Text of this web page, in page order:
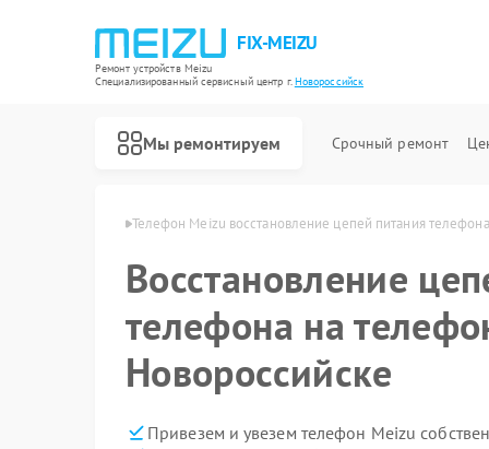
FIX-MEIZU
Ремонт устройств Meizu
Специализированный cервисный центр г.Новороссийск
Мы ремонтируем Срочный ремонт
Телефон Meizu восстановление цепей питания телефона
Восстановление
телефона на
Новороссийске
Привезем и увезем телефон Meizu